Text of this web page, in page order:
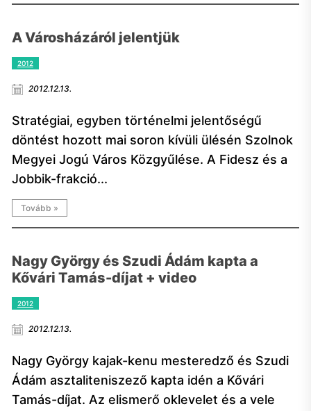
A Városházáról jelentjük
2012
2012.12.13.
Stratégiai, egyben történelmi jelentőségű
döntést hozott mai soron kívüli ülésén Szolnok
Megyei Jogú Város Közgyűlése. A Fidesz és a
Jobbik-frakció...
Tovább »
Nagy György és Szudi Ádám kapta a
Kővári Tamás-díjat + video
2012
2012.12.13.
Nagy György kajak-kenu mesteredző és Szudi
Ádám asztaliteniszező kapta idén a Kővári
Tamás-díjat. Az elismerő oklevelet és a vele